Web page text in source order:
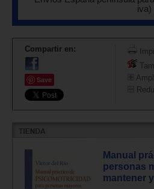
iva)
Compartir en:
Save
Manual
personas
mantener